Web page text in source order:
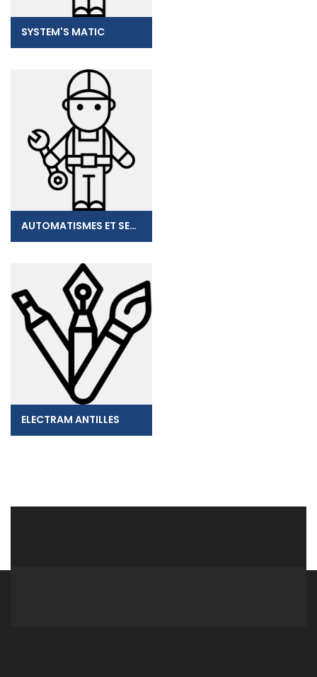
SYSTEM'S MATIC
AUTOMATISMES ET SECURITE
ELECTRAM ANTILLES